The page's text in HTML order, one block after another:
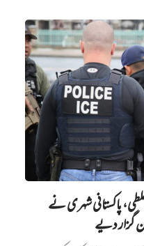
پاکستانی شہری نے